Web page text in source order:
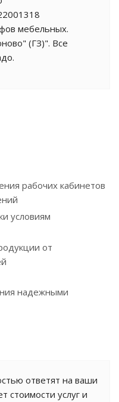
мебельных.
(ГЗ)". Все
рабочих кабинетов
условиям
от
надежными
ответят на ваши
стоимости услуг и